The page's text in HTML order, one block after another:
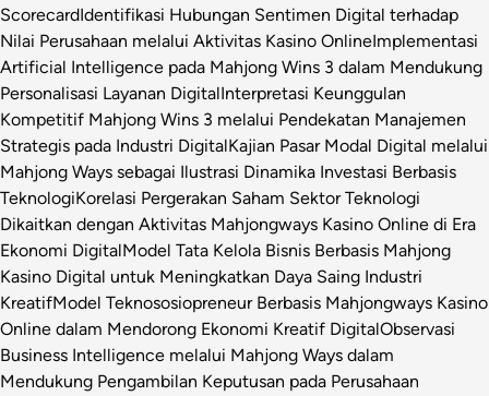
ScorecardIdentifikasi Hubungan Sentimen Digital terhadap
Nilai Perusahaan melalui Aktivitas Kasino OnlineImplementasi
Artificial Intelligence pada Mahjong Wins 3 dalam Mendukung
Personalisasi Layanan DigitalInterpretasi Keunggulan
Kompetitif Mahjong Wins 3 melalui Pendekatan Manajemen
Strategis pada Industri DigitalKajian Pasar Modal Digital melalui
Mahjong Ways sebagai Ilustrasi Dinamika Investasi Berbasis
TeknologiKorelasi Pergerakan Saham Sektor Teknologi
Dikaitkan dengan Aktivitas Mahjongways Kasino Online di Era
Ekonomi DigitalModel Tata Kelola Bisnis Berbasis Mahjong
Kasino Digital untuk Meningkatkan Daya Saing Industri
KreatifModel Teknososiopreneur Berbasis Mahjongways Kasino
Online dalam Mendorong Ekonomi Kreatif DigitalObservasi
Business Intelligence melalui Mahjong Ways dalam
Mendukung Pengambilan Keputusan pada Perusahaan